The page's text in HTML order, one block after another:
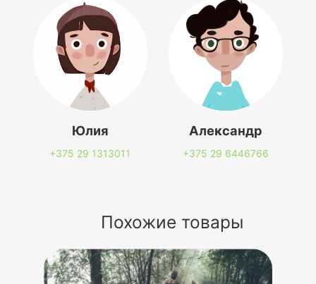
Юлия
+375 29 1313011
Александр
+375 29 6446766
Похожие товары